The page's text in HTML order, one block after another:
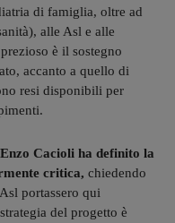
di famiglia, oltre ad
alle Asl e alle
è il sostegno
accanto a quello di
resi disponibili per
Cacioli ha definito la
critica, chiedendo
portassero qui
del progetto è